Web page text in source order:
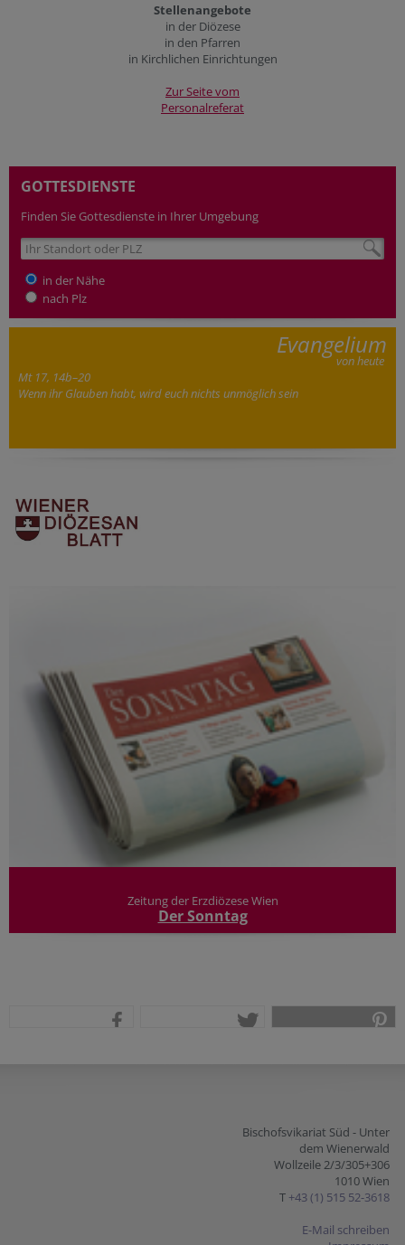
Stellenangebote
in der Diözese
in den Pfarren
in Kirchlichen Einrichtungen
Zur Seite vom
Personalreferat
GOTTESDIENSTE
Finden Sie Gottesdienste in Ihrer Umgebung
in der Nähe
nach Plz
Evangelium
von heute
Mt 17, 14b–20
Wenn ihr Glauben habt, wird euch nichts unmöglich sein
Zeitung der Erzdiözese Wien
Der Sonntag
Bischofsvikariat Süd - Unter
dem Wienerwald
Wollzeile 2/3/305+306
1010 Wien
T +43 (1) 515 52-3618
E-Mail schreiben